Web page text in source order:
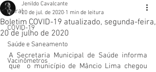
Geral
COVID-19
Saúde e Saneamento
Vacinômetros
Boletim COVID-19 atualizado, segunda-feira,
20 de julho de 2020
Jenildo Cavalcante
20 de jul. de 2020 1 min de leitura
A Secretaria Municipal de Saúde informa
que  o município de Mâncio Lima chegou